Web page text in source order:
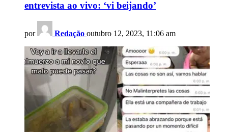
entrevista ao vivo: ‘vi beijando’
por Redação outubro 12, 2023, 11:06 am